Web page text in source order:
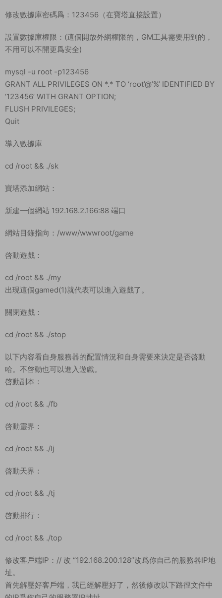
修改數據庫密碼爲：123456（在寶塔直接設置）
設置數據庫權限：(這個開放外網權限的，GM工具需要用到的，
不用可以不開更爲安全)
mysql -u root -p123456
GRANT ALL PRIVILEGES ON *.* TO ‘root’@’%’ IDENTIFIED BY
‘123456’ WITH GRANT OPTION;
FLUSH PRIVILEGES;
Quit
導入數據庫
cd /root && ./sk
寶塔添加網站：
新建一個網站 192.168.2.166:88 端口
網站目錄指向：/www/wwwroot/game
啓動遊戲：
cd /root && ./my
出現這個gamed(1)就代表可以進入遊戲了。
關閉遊戲：
cd /root && ./stop
以下内容看自身服務器的配置情況和自身需要來決定是否啓動
哈。不啓動也可以進入遊戲。
啓動副本：
cd /root && ./fb
啓動靈界：
cd /root && ./lj
啓動天界：
cd /root && ./tj
啓動排行：
cd /root && ./top
修改客戶端IP：// 改 “192.168.200.128”改爲你自己的服務器IP地
址。
首先解壓好客戶端，我已經解壓好了，然後修改以下路徑文件中